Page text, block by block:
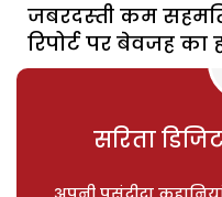
जबरदस्‍ती कम
रिपोर्ट पर बेवजह का
सरिता